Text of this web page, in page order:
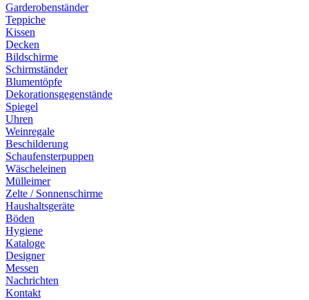
Garderobenständer
Teppiche
Kissen
Decken
Bildschirme
Schirmständer
Blumentöpfe
Dekorationsgegenstände
Spiegel
Uhren
Weinregale
Beschilderung
Schaufensterpuppen
Wäscheleinen
Mülleimer
Zelte / Sonnenschirme
Haushaltsgeräte
Böden
Hygiene
Kataloge
Designer
Messen
Nachrichten
Kontakt